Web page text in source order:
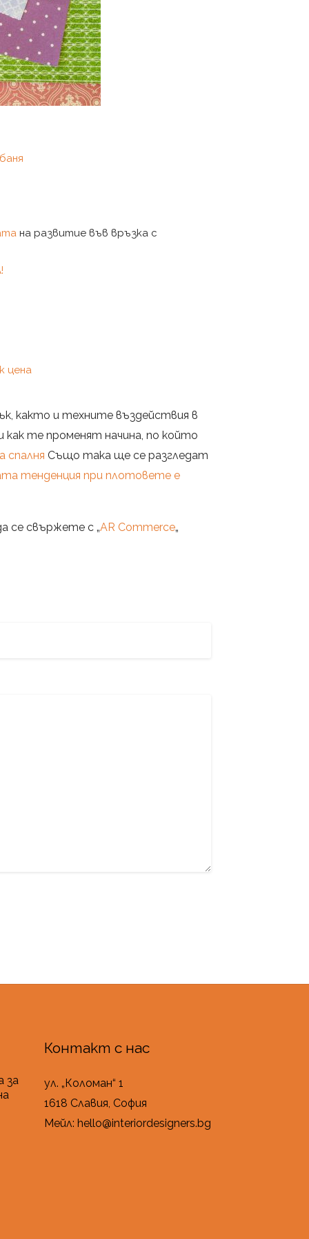
на развитие във връзка с
цена
както и техните въздействия в
те променят начина, по който
спалня Също така ще се разгледат
тенденция при плотовете е
се свържете с „AR Commerce„
за
Контакт с нас
ул. „Коломан“ 1
1618 Славия, София
Мейл: hello@interiordesigners.bg